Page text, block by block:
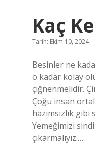
Kaç
Tarih: Ekim 10, 2024
Besinler ne
o kadar kolay
çiğnenmelidir.
Çoğu insan
hazımsızlık
Yemeğimizi
çıkarmalıyız.…